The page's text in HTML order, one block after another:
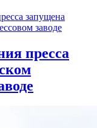
пресса